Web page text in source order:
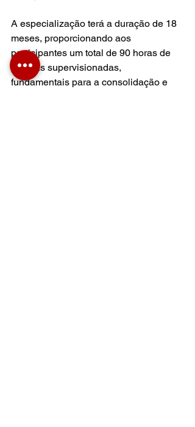
A especialização terá a duração de 18
meses, proporcionando aos
participantes um total de 90 horas de
práticas supervisionadas,
fundamentais para a consolidação e